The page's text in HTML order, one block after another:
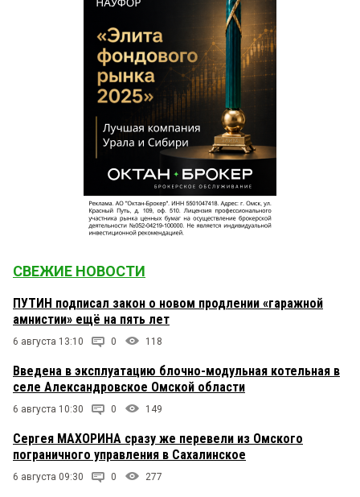
СВЕЖИЕ НОВОСТИ
ПУТИН подписал закон о новом продлении «гаражной
амнистии» ещё на пять лет
6 августа 13:10 0 118
Введена в эксплуатацию блочно-модульная котельная в
селе Александровское Омской области
6 августа 10:30 0 149
Сергея МАХОРИНА сразу же перевели из Омского
пограничного управления в Сахалинское
6 августа 09:30 0 277